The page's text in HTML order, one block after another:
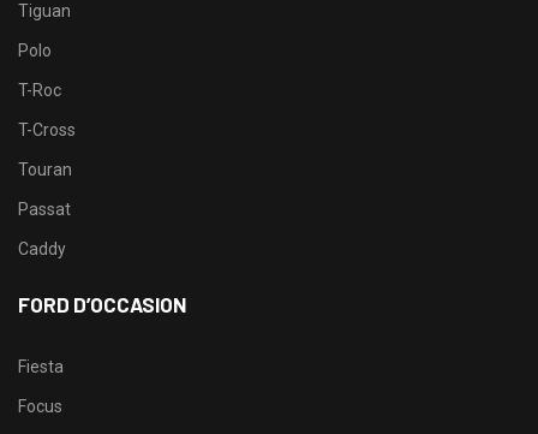
Tiguan
Polo
T-Roc
T-Cross
Touran
Passat
Caddy
FORD D’OCCASION
Fiesta
Focus